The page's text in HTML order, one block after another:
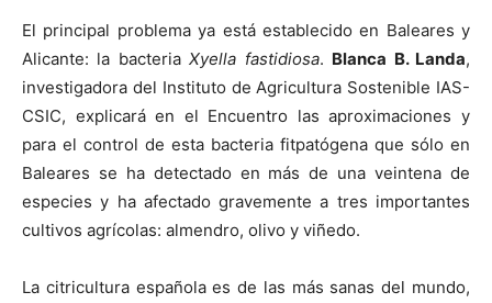
El principal problema ya está establecido en Baleares y
Alicante: la bacteriaXyella fastidiosa. Blanca B. Landa,
investigadora del Instituto de Agricultura Sostenible IAS-
CSIC, explicará en el Encuentro las aproximaciones y
para el control de esta bacteria fitpatógena que sólo en
Baleares se ha detectado en más de una veintena de
especies y ha afectado gravemente a tres importantes
cultivos agrícolas: almendro, olivo y viñedo.
La citricultura española es de las más sanas del mundo,